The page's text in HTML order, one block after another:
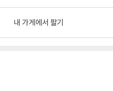
내 가게에서 팔기